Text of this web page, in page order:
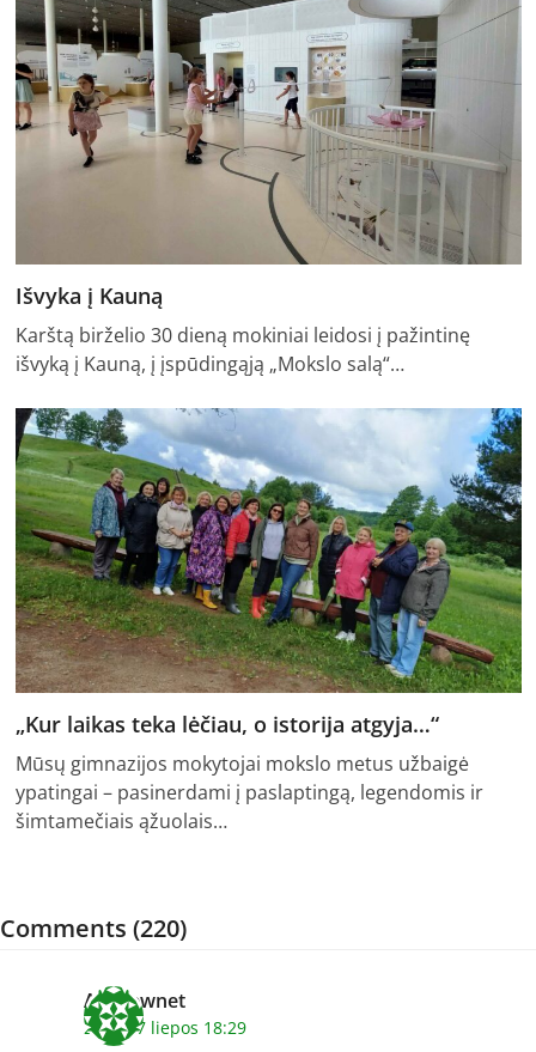
Išvyka į Kauną
Karštą birželio 30 dieną mokiniai leidosi į pažintinę
išvyką į Kauną, į įspūdingąją „Mokslo salą“…
„Kur laikas teka lėčiau, o istorija atgyja…“
Mūsų gimnazijos mokytojai mokslo metus užbaigė
ypatingai – pasinerdami į paslaptingą, legendomis ir
šimtamečiais ąžuolais…
Comments (220)
Andrewnet
2026 27 liepos 18:29